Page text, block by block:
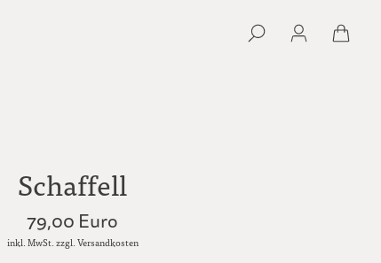
Schaffell
79,00 Euro
inkl. MwSt. zzgl. Versandkosten